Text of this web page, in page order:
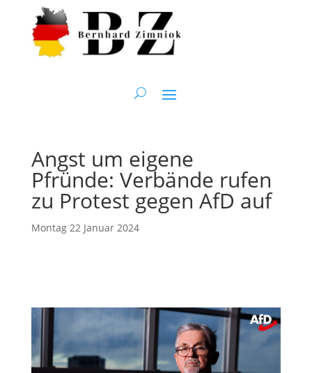
Angst um eigene
Pfründe: Verbände rufen
zu Protest gegen AfD auf
Montag 22 Januar 2024